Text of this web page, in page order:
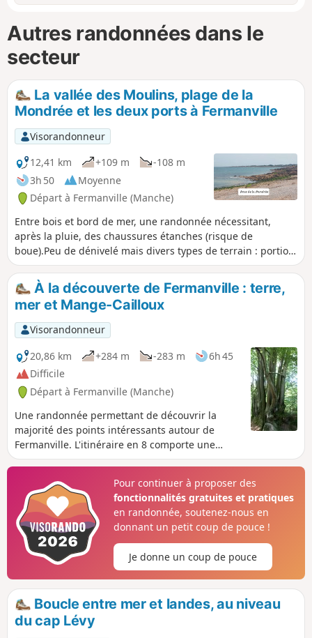
Autres randonnées dans le
secteur
La vallée des Moulins, plage de la
Mondrée et les deux ports à Fermanville
Visorandonneur
12,41 km
+109 m
-108 m
3h 50
Moyenne
Départ à Fermanville (Manche)
Entre bois et bord de mer, une randonnée nécessitant,
après la pluie, des chaussures étanches (risque de
boue).Peu de dénivelé mais divers types de terrain : portion
de route goudronnée, sentier littoral, partie sableuse.
À la découverte de Fermanville : terre,
mer et Mange-Cailloux
Visorandonneur
20,86 km
+284 m -283 m
6h 45
Difficile
Départ à Fermanville (Manche)
Une randonnée permettant de découvrir la
majorité des points intéressants autour de
Fermanville. L'itinéraire en 8 comporte une
grande boucle (15,5 km) et une petite (7,5 km).
Pour continuer à proposer des
fonctionnalités gratuites et pratiques
en randonnée, soutenez-nous en
donnant un petit coup de pouce !
Je donne un coup de pouce
Boucle entre mer et landes, au niveau
du cap Lévy